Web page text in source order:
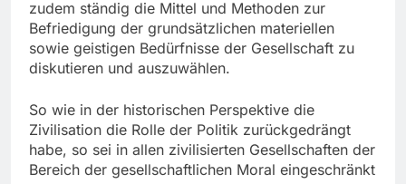
zudem ständig die Mittel und Methoden zur
Befriedigung der grundsätzlichen materiellen
sowie geistigen Bedürfnisse der Gesellschaft zu
diskutieren und auszuwählen.
So wie in der historischen Perspektive die
Zivilisation die Rolle der Politik zurückgedrängt
habe, so sei in allen zivilisierten Gesellschaften der
Bereich der gesellschaftlichen Moral eingeschränkt